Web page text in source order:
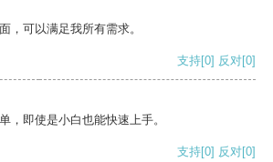
，可以满足我所有需求。
支持[0] 反对[0]
，即使是小白也能快速上手。
支持[0] 反对[0]